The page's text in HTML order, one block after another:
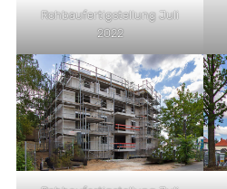
Rohbaufertigstellung Juli
2022